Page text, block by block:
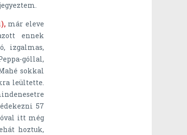
már eleve
ennek
izgalmas,
góllal,
sokkal
leültette.
57
itt még
hoztuk,